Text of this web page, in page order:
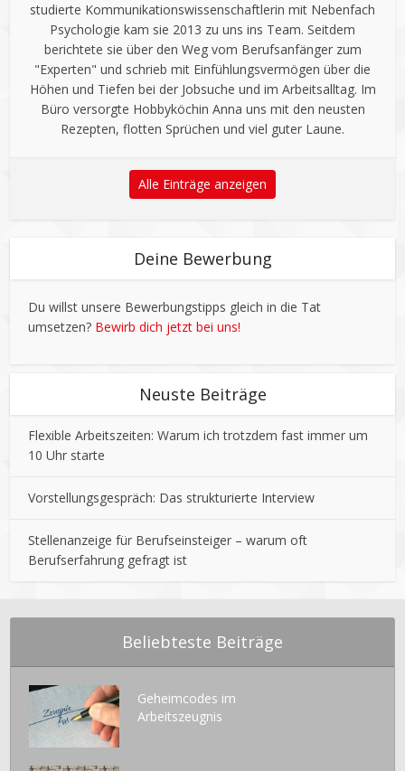
studierte Kommunikationswissenschaftlerin mit Nebenfach
Psychologie kam sie 2013 zu uns ins Team. Seitdem
berichtete sie über den Weg vom Berufsanfänger zum
"Experten" und schrieb mit Einfühlungsvermögen über die
Höhen und Tiefen bei der Jobsuche und im Arbeitsalltag. Im
Büro versorgte Hobbyköchin Anna uns mit den neusten
Rezepten, flotten Sprüchen und viel guter Laune.
Alle Einträge anzeigen
Deine Bewerbung
Du willst unsere Bewerbungstipps gleich in die Tat
umsetzen? Bewirb dich jetzt bei uns!
Neuste Beiträge
Flexible Arbeitszeiten: Warum ich trotzdem fast immer um
10 Uhr starte
Vorstellungsgespräch: Das strukturierte Interview
Stellenanzeige für Berufseinsteiger – warum oft
Berufserfahrung gefragt ist
Beliebteste Beiträge
Geheimcodes im
Arbeitszeugnis